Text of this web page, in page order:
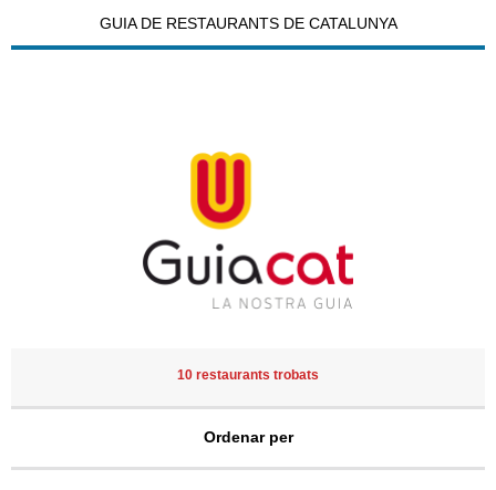
GUIA DE RESTAURANTS DE CATALUNYA
10 restaurants trobats
Ordenar per